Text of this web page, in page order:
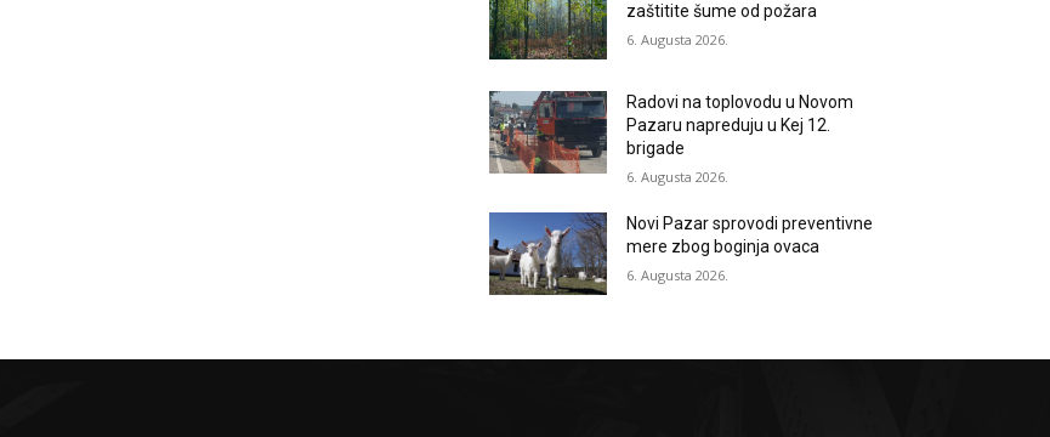
zaštitite šume od požara
6. Augusta 2026.
Radovi na toplovodu u Novom
Pazaru napreduju u Kej 12.
brigade
6. Augusta 2026.
Novi Pazar sprovodi preventivne
mere zbog boginja ovaca
6. Augusta 2026.